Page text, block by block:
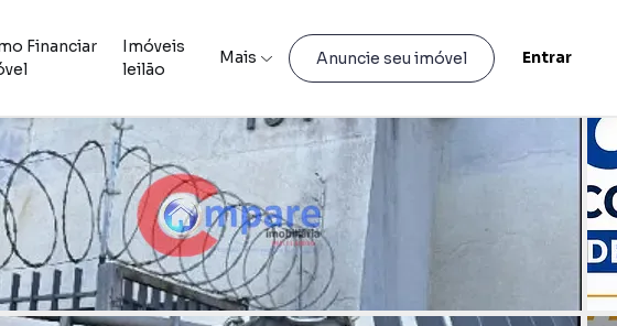
Financiar
Imóveis
leilão
Mais Anuncie seu imóvel Entrar